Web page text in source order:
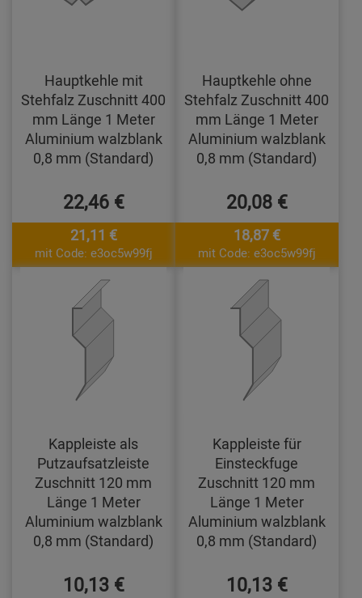
Hauptkehle mit
Stehfalz Zuschnitt 400
mm Länge 1 Meter
Aluminium walzblank
0,8 mm (Standard)
22,46 €
21,11 €
mit Code: e3oc5w99fj
Hauptkehle ohne
Stehfalz Zuschnitt 400
mm Länge 1 Meter
Aluminium walzblank
0,8 mm (Standard)
20,08 €
18,87 €
mit Code: e3oc5w99fj
Kappleiste als
Putzaufsatzleiste
Zuschnitt 120 mm
Länge 1 Meter
Aluminium walzblank
0,8 mm (Standard)
10,13 €
Kappleiste für
Einsteckfuge
Zuschnitt 120 mm
Länge 1 Meter
Aluminium walzblank
0,8 mm (Standard)
10,13 €